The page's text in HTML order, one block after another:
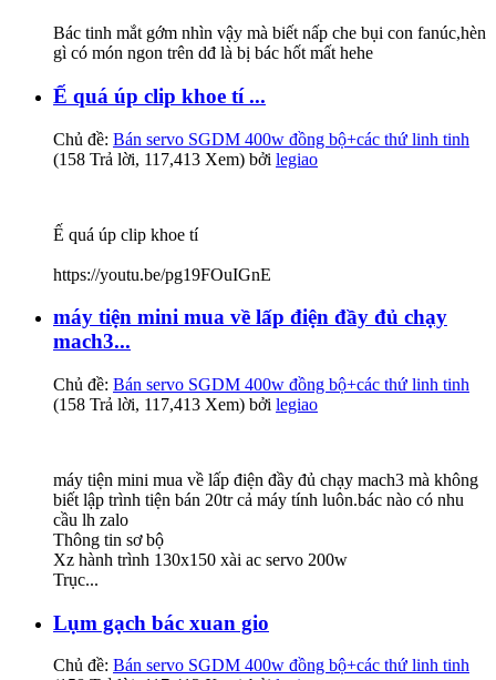
Bác tinh mắt gớm nhìn vậy mà biết nấp che bụi con fanúc,hèn
gì có món ngon trên dđ là bị bác hốt mất hehe
Ế quá úp clip khoe tí ...
Chủ đề: Bán servo SGDM 400w đồng bộ+các thứ linh tinh
(158 Trả lời, 117,413 Xem) bởi legiao
Ế quá úp clip khoe tí
https://youtu.be/pg19FOuIGnE
máy tiện mini mua về lấp điện đầy đủ chạy
mach3...
Chủ đề: Bán servo SGDM 400w đồng bộ+các thứ linh tinh
(158 Trả lời, 117,413 Xem) bởi legiao
máy tiện mini mua về lấp điện đầy đủ chạy mach3 mà không
biết lập trình tiện bán 20tr cả máy tính luôn.bác nào có nhu
cầu lh zalo
Thông tin sơ bộ
Xz hành trình 130x150 xài ac servo 200w
Trục...
Lụm gạch bác xuan gio
Chủ đề: Bán servo SGDM 400w đồng bộ+các thứ linh tinh